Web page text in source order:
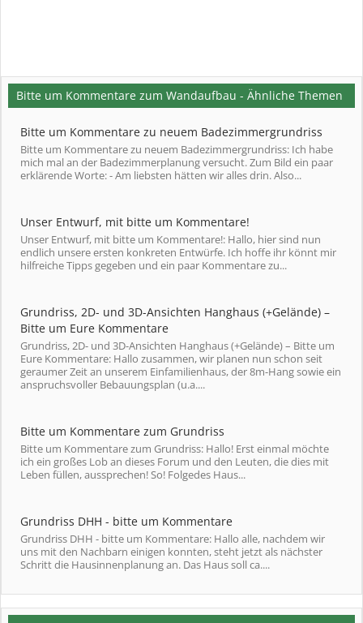
Bitte um Kommentare zum Wandaufbau - Ähnliche Themen
Bitte um Kommentare zu neuem Badezimmergrundriss
Bitte um Kommentare zu neuem Badezimmergrundriss: Ich habe
mich mal an der Badezimmerplanung versucht. Zum Bild ein paar
erklärende Worte: - Am liebsten hätten wir alles drin. Also...
Unser Entwurf, mit bitte um Kommentare!
Unser Entwurf, mit bitte um Kommentare!: Hallo, hier sind nun
endlich unsere ersten konkreten Entwürfe. Ich hoffe ihr könnt mir
hilfreiche Tipps gegeben und ein paar Kommentare zu...
Grundriss, 2D- und 3D-Ansichten Hanghaus (+Gelände) –
Bitte um Eure Kommentare
Grundriss, 2D- und 3D-Ansichten Hanghaus (+Gelände) – Bitte um
Eure Kommentare: Hallo zusammen, wir planen nun schon seit
geraumer Zeit an unserem Einfamilienhaus, der 8m-Hang sowie ein
anspruchsvoller Bebauungsplan (u.a....
Bitte um Kommentare zum Grundriss
Bitte um Kommentare zum Grundriss: Hallo! Erst einmal möchte
ich ein großes Lob an dieses Forum und den Leuten, die dies mit
Leben füllen, aussprechen! So! Folgedes Haus...
Grundriss DHH - bitte um Kommentare
Grundriss DHH - bitte um Kommentare: Hallo alle, nachdem wir
uns mit den Nachbarn einigen konnten, steht jetzt als nächster
Schritt die Hausinnenplanung an. Das Haus soll ca....